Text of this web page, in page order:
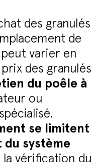
des granulés
de
varier en
des granulés
du poêle à
ou
se limitent
système
la vérification du